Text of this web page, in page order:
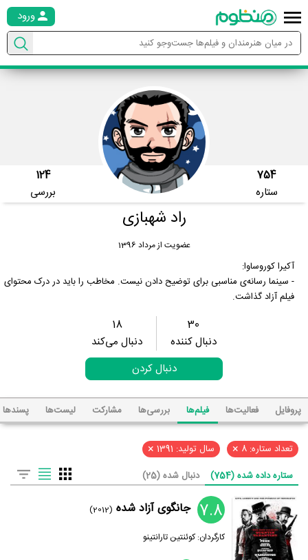
ورود
754
ستاره
124
بررسی
راد شهبازی
عضویت از مرداد 1396
آکیرا کوروساوا:
- سینما رسانه‌ی مناسبی برای توضیح دادن نیست. مخاطب را باید در درک محتوای
فیلم آزاد گذاشت.
30
دنبال کننده
18
دنبال می‌کند
دنبال کردن
پروفایل فعالیت‌ها فیلم‌ها بررسی‌ها مشارکت لیست‌ها پسند‌ها
تعداد ستاره: 8 × سال تولید: 1391 ×
ستاره داده شده (754) دنبال شده (25)
7.8 جانگوی آزاد شده (2012)
کارگردان:کوئنتین تارانتینو